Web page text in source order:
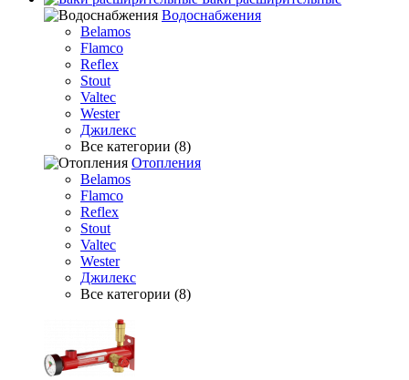
Водоснабжения
Belamos
Flamco
Reflex
Stout
Valtec
Wester
Джилекс
Все категории (8)
Отопления
Belamos
Flamco
Reflex
Stout
Valtec
Wester
Джилекс
Все категории (8)